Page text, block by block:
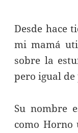
Desde hace
mi mamá
sobre la
pero igual
Su nombre
como